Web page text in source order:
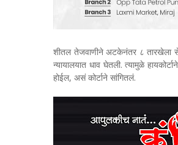
शीतल तेजवाणीने अटकेनंतर ८ तारखेला
न्यायालयात धाव घेतली. त्यामुळे
होईल, असं कोर्टाने सांगितलं.